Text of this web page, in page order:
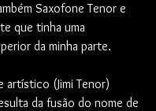
Saxofone Tenor e
que tinha uma
da minha parte.
artístico (Jimi Tenor)
da fusão do nome de